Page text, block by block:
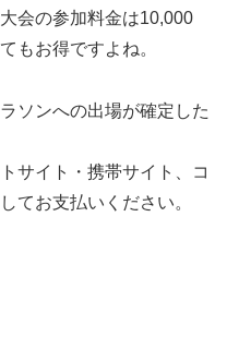
会の参加料金は10,000
もお得ですよね。
ソンへの出場が確定した
サイト・携帯サイト、コ
てお支払いください。